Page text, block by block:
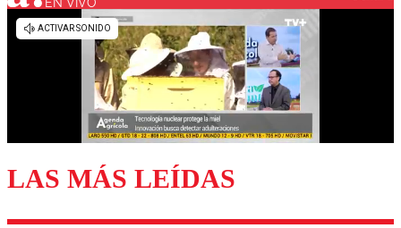
Los comentarios son moderados para garantizar un
diálogo respetuoso.
Enviar comentario
LAS MÁS LEÍDAS